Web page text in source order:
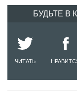
БУДЬТЕ В
ЧИТАТЬ